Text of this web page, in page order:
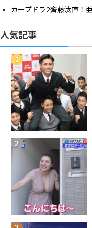
カープドラ2齊藤汰直！
人気記事